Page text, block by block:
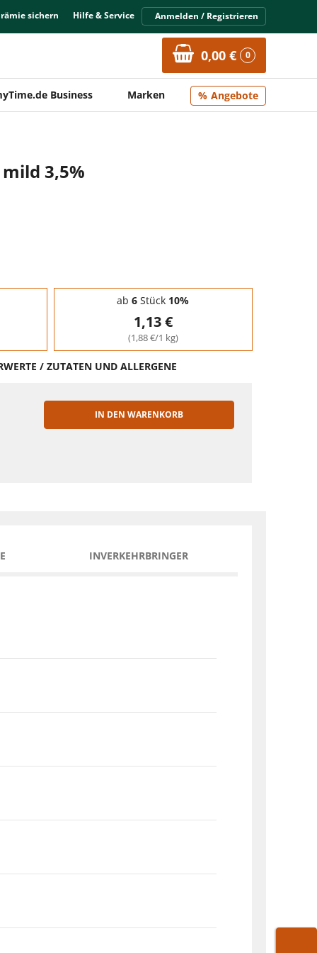
sichern Hilfe & Service Anmelden / Registrieren
0,00 € 0
Business Marken Angebote
3,5%
ab 6 Stück 10%
1,13 €
(1,88 €/1 kg)
/ ZUTATEN UND ALLERGENE
IN DEN WARENKORB
INVERKEHRBRINGER